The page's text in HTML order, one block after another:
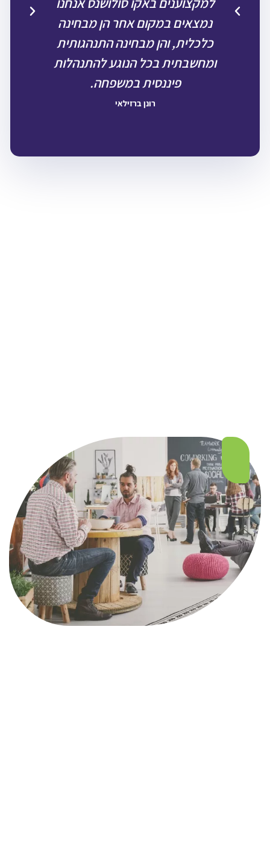
נמצאים במקום אחר הן מבחינה
כלכלית, והן מבחינה התנהגותית
ומחשבתית בכל הנוגע להתנהלות
פיננסית במשפחה.
רונן ברזילאי